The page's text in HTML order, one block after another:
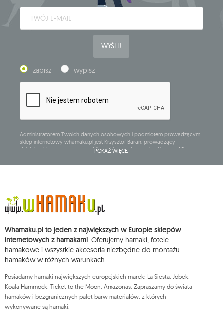
WYŚLIJ
zapisz wypisz
Administratorem Twoich danych osobowych i podmiotem prowadzącym
sklep internetowy whamaku.pl jest Krzysztof Baran, prowadzący
działalność gospodarczą pod firmą: Mouton Interactive Krzysztof Baran
Dane będą przetwarzane w celu wysyłki newslettera i przechowywane do
chwili rezygnacji z subskrypcji.
Przysługuje Ci prawo do żądania dostępu do swoich danych osobowych,
sprzeciwu wobec przetwarzania swoich danych oraz prawo do
wniesienia skargi do organu nadzorczego oraz cofnięcia zgody w
dowolnym momencie bez wpływu na zgodność z prawem przetwarzania,
którego dokonano na podstawie zgody przed jej cofnięciem. W tym celu
możesz kontaktować się z działem obsługi klienta Mouton Interactive pod
Więcej informacji: www.mouton.pl/ODO
POKAŻ WIĘCEJ
Whamaku.pl to jeden z największych w Europie sklepów
internetowych z hamakami. Oferujemy hamaki, fotele
hamakowe i wszystkie akcesoria niezbędne do montażu
hamaków w różnych warunkach.
Posiadamy hamaki największych europejskich marek: La Siesta, Jobek,
Koala Hammock, Ticket to the Moon, Amazonas. Zapraszamy do świata
hamaków i bezgranicznych palet barw materiałów, z których
wykonywane są hamaki.